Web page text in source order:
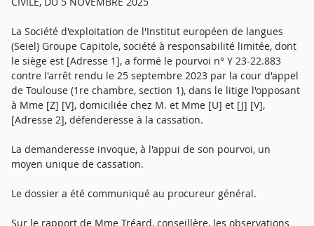
La Société d'exploitation de l'Institut européen de langues
(Seiel) Groupe Capitole, société à responsabilité limitée, dont
le siège est [Adresse 1], a formé le pourvoi n° Y 23-22.883
contre l'arrêt rendu le 25 septembre 2023 par la cour d'appel
de Toulouse (1re chambre, section 1), dans le litige l'opposant
à Mme [Z] [V], domiciliée chez M. et Mme [U] et [J] [V],
[Adresse 2], défenderesse à la cassation.
La demanderesse invoque, à l'appui de son pourvoi, un
moyen unique de cassation.
Le dossier a été communiqué au procureur général.
Sur le rapport de Mme Tréard, conseillère, les observations